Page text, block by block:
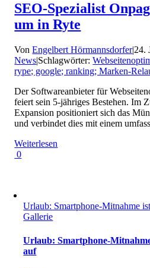
SEO-Spezialist
um in Ryte
VonEngelbert Hörmannsdorfer|24.
News|Schlagwörter:
rype; google; ranking; Marken-
Der Softwareanbieter für
feiert sein 5-jähriges Bestehen. Im
Expansion positioniert sich das
und verbindet dies mit einem
Weiterlesen
0
Urlaub: Smartphone-Mitnahme
Gallerie
Urlaub: Smartphone-
auf